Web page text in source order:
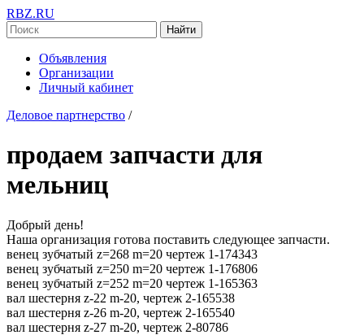
RBZ.RU
Найти
Объявления
Организации
Личный кабинет
Деловое партнерство /
продаем запчасти для
мельниц
Добрый день!
Наша организация готова поставить следующее запчасти.
венец зубчатый z=268 m=20 чертеж 1-174343
венец зубчатый z=250 m=20 чертеж 1-176806
венец зубчатый z=252 m=20 чертеж 1-165363
вал шестерня z-22 m-20, чертеж 2-165538
вал шестерня z-26 m-20, чертеж 2-165540
вал шестерня z-27 m-20, чертеж 2-80786